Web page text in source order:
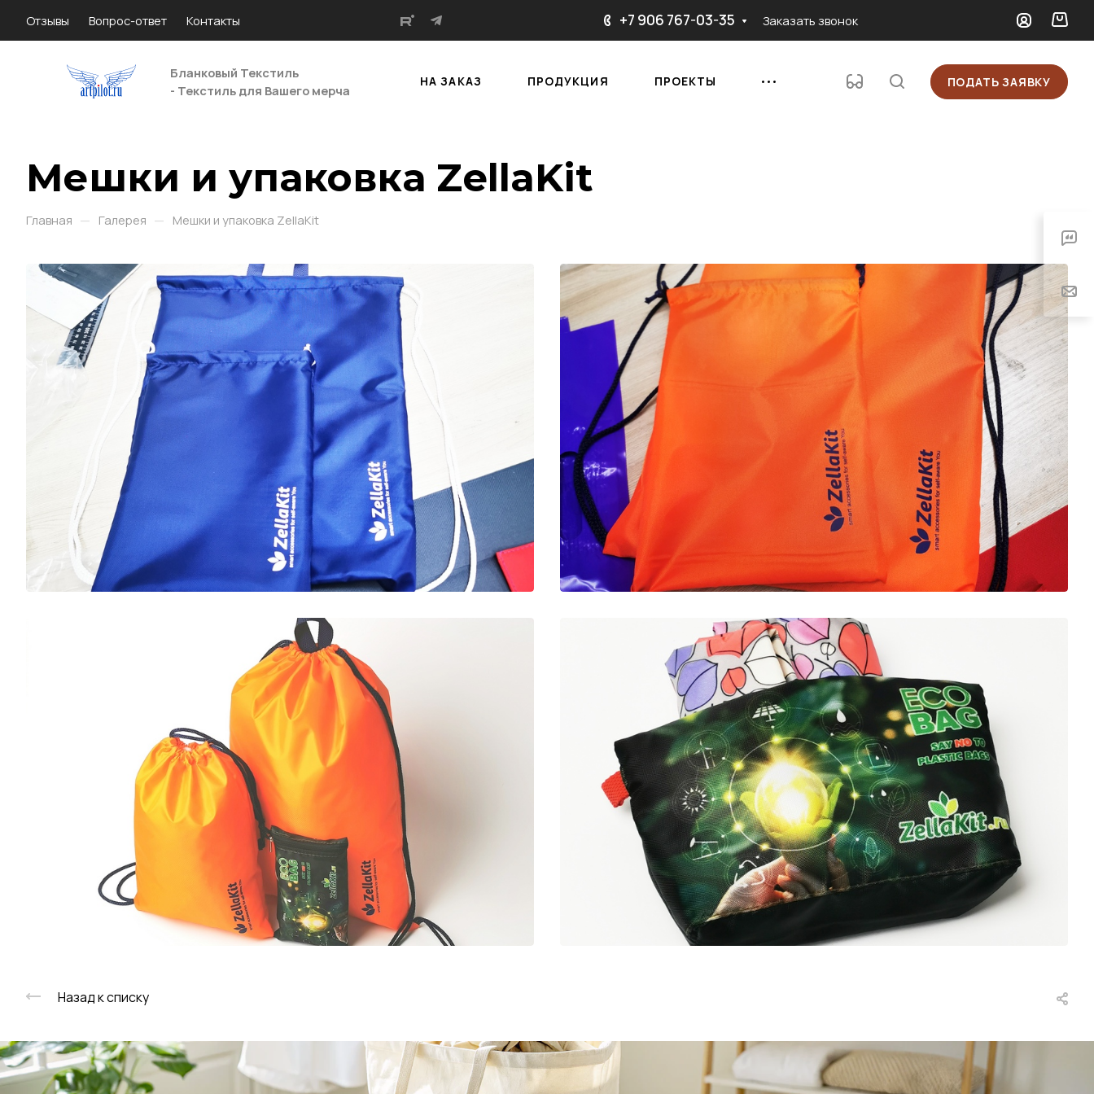
Отзывы Вопрос-ответ Контакты +7 906 767-03-35 Заказать звонок
Бланковый Текстиль
- Текстиль для Вашего мерча
НА ЗАКАЗ ПРОДУКЦИЯ ПРОЕКТЫ ПОДАТЬ ЗАЯВКУ
Мешки и упаковка ZellaKit
Главная — Галерея — Мешки и упаковка ZellaKit
Назад к списку